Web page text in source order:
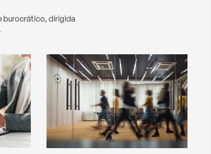
burocrático, dirigida